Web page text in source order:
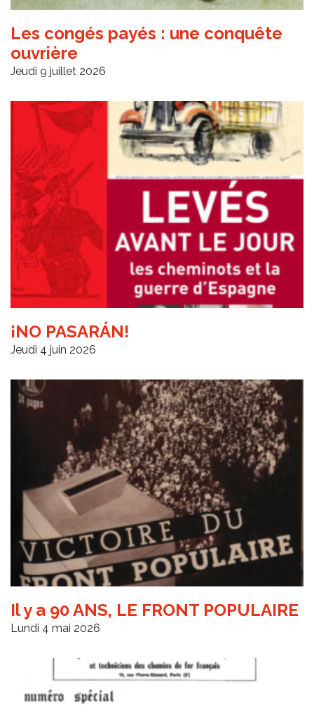
Les congés payés : une conquête
ouvrière
Jeudi 9 juillet 2026
¡NO PASARÁN!
Jeudi 4 juin 2026
Il y a 90 ANS, LE FRONT POPULAIRE
Lundi 4 mai 2026